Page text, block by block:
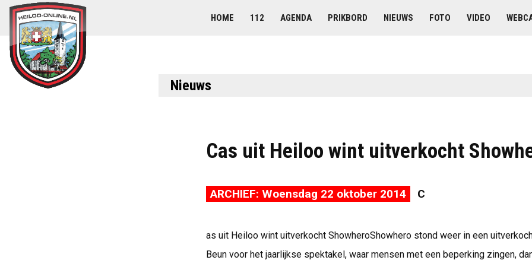
HOME 112 AGENDA PRIKBORD NIEUWS FOTO VIDEO
Nieuws
Cas uit Heiloo wint uitverkocht
ARCHIEF: Woensdag 22 oktober 2014 C
as uit Heiloo wint uitverkocht ShowheroShowhero stond weer in een
Beun voor het jaarlijkse spektakel, waar mensen met een beperking zingen,